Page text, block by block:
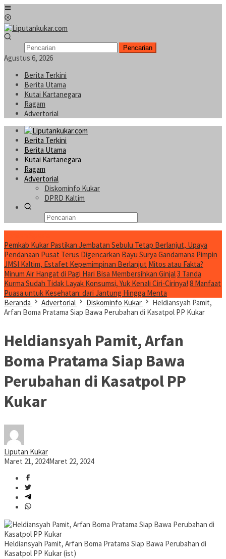
Loncat
ke
konten
Pencarian
Agustus 6, 2026
Berita Terkini
Berita Utama
Kutai Kartanegara
Ragam
Advertorial
Berita Terkini
Berita Utama
Kutai Kartanegara
Ragam
Advertorial
Diskominfo Kukar
DPRD Kaltim
Pemkab Kukar Pastikan Jembatan Sebulu Tetap Berlanjut, Upaya
Pendanaan Pusat Terus Digencarkan Bayu Surya Gandamana Pimpin
JMSI Kaltim, Estafet Kepemimpinan Berlanjut Mitos atau Fakta?
Minum Air Hangat di Pagi Hari Bisa Membersihkan Ginjal3 Tanda
Kurma Sudah Tidak Layak Konsumsi, Yuk Kenali Ciri-Cirinya! 8 Manfaat
Puasa untuk Kesehatan: dari Jantung Hingga Menta
Beranda
Advertorial Diskominfo Kukar
Heldiansyah Pamit,
Arfan Boma Pratama Siap Bawa Perubahan di Kasatpol PP Kukar
Heldiansyah Pamit, Arfan
Boma Pratama Siap Bawa
Perubahan di Kasatpol PP
Kukar
Liputan Kukar
Maret 21, 2024Maret 22, 2024
Heldiansyah Pamit, Arfan Boma Pratama Siap Bawa Perubahan di
Kasatpol PP Kukar (ist)